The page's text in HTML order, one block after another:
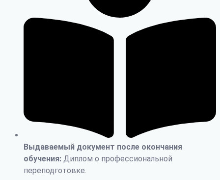
Выдаваемый документ после окончания
обучения: Диплом о профессиональной
переподготовке.